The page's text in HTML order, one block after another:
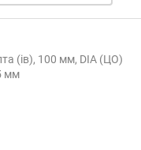
(ів), 100 мм, DIA (ЦО)
мм